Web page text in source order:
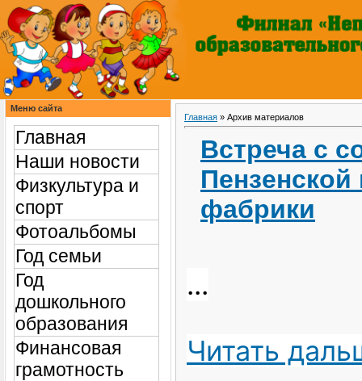
Меню сайта
Главная
Наши новости
Физкультура и
спорт
Фотоальбомы
Год семьи
Год
дошкольного
образования
Финансовая
грамотность
Главная » Архив материалов
Встреча с
Пензенской
фабрики
...
Читать